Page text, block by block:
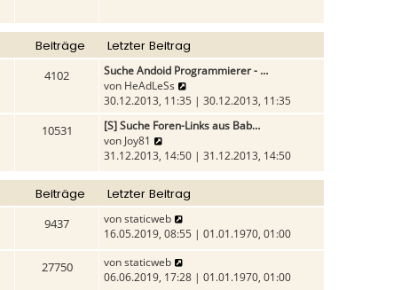
a
i
t
r
a
g
r
e
i
t
r
a
g
s
r
e
i
t
a
g
Beiträge Letzter Beitrag
4102
Suche Andoid Programmierer - …
von HeAdLeSs
e
u
e
t
e
r
B
i
t
a
30.12.2013, 11:35 | 30.12.2013, 11:35
10531
[S] Suche Foren-Links aus Bab…
vonJoy81
e
u
s
t
e
r
B
e
31.12.2013, 14:50 | 31.12.2013, 14:50
Beiträge Letzter Beitrag
9437 vonstaticweb
e
u
s
16.05.2019, 08:55 | 01.01.1970, 01:00
27750 vonstaticweb
e
06.06.2019, 17:28 | 01.01.1970, 01:00